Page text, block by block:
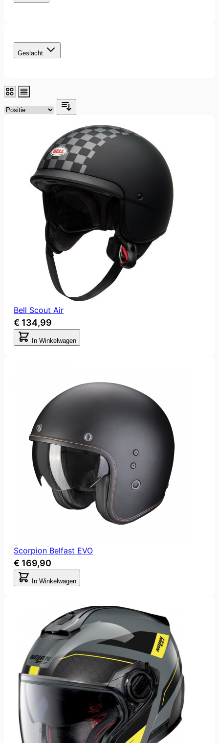
Geslacht
filter
Bell Scout Air
€ 134,99
In Winkelwagen
Scorpion Belfast EVO
€ 169,90
In Winkelwagen